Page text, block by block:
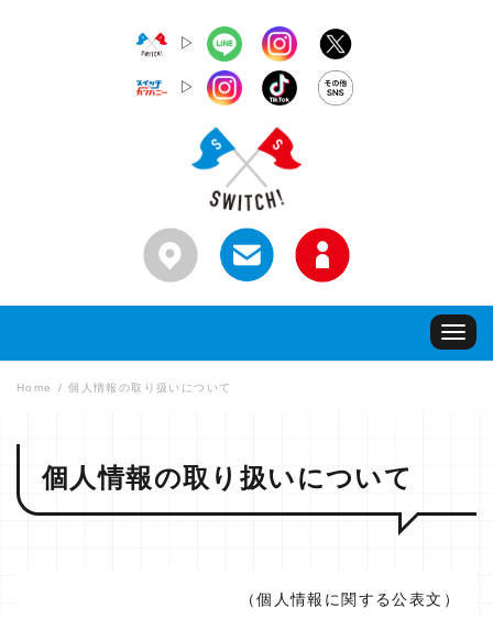
▷
▷
Toggle
Home 個人情報の取り扱いについて
個人情報の取り扱いについて
（個人情報に関する公表文）